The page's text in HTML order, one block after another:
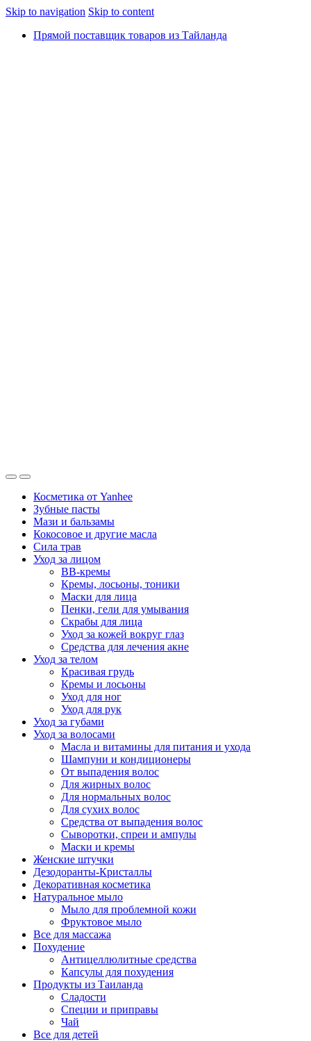
Skip to navigation Skip to content
Прямой поставщик товаров из Тайланда
Косметика от Yanhee
Зубные пасты
Мази и бальзамы
Кокосовое и другие масла
Сила трав
Уход за лицом
BB-кремы
Кремы, лосьоны, тоники
Маски для лица
Пенки, гели для умывания
Скрабы для лица
Уход за кожей вокруг глаз
Средства для лечения акне
Уход за телом
Красивая грудь
Кремы и лосьоны
Уход для ног
Уход для рук
Уход за губами
Уход за волосами
Масла и витамины для питания и ухода
Шампуни и кондиционеры
От выпадения волос
Для жирных волос
Для нормальных волос
Для сухих волос
Средства от выпадения волос
Сыворотки, спреи и ампулы
Маски и кремы
Женские штучки
Дезодоранты-Кристаллы
Декоративная косметика
Натуральное мыло
Мыло для проблемной кожи
Фруктовое мыло
Все для массажа
Похудение
Антицеллюлитные средства
Капсулы для похудения
Продукты из Таиланда
Сладости
Специи и приправы
Чай
Все для детей